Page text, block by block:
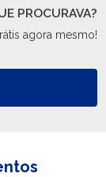
PROCURAVA?
agora mesmo!